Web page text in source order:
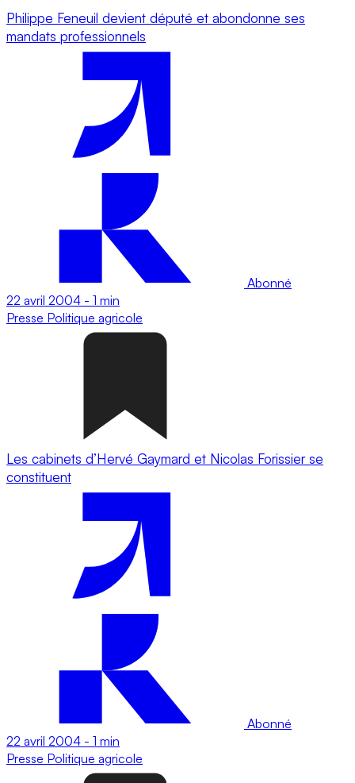
Philippe Feneuil devient député et abondonne ses
mandats professionnels
Abonné
22 avril 2004 - 1 min
Presse Politique agricole
Les cabinets d’Hervé Gaymard et Nicolas Forissier se
constituent
Abonné
22 avril 2004 - 1 min
Presse Politique agricole